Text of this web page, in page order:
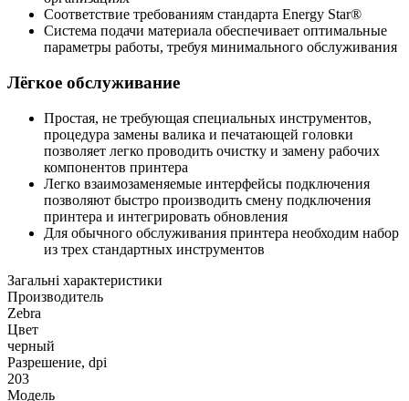
Соответствие требованиям стандарта Energy Star®
Система подачи материала обеспечивает оптимальные
параметры работы, требуя минимального обслуживания
Лёгкое обслуживание
Простая, не требующая специальных инструментов,
процедура замены валика и печатающей головки
позволяет легко проводить очистку и замену рабочих
компонентов принтера
Легко взаимозаменяемые интерфейсы подключения
позволяют быстро производить смену подключения
принтера и интегрировать обновления
Для обычного обслуживания принтера необходим набор
из трех стандартных инструментов
Загальні характеристики
Производитель
Zebra
Цвет
черный
Разрешение, dpi
203
Модель